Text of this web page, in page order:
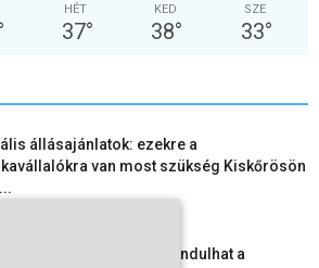
HÉT
37°
KED
38°
SZE
33°
állásajánlatok: ezekre a
van most szükség Kiskőrösön
Dávid: már ősszel újraindulhat a